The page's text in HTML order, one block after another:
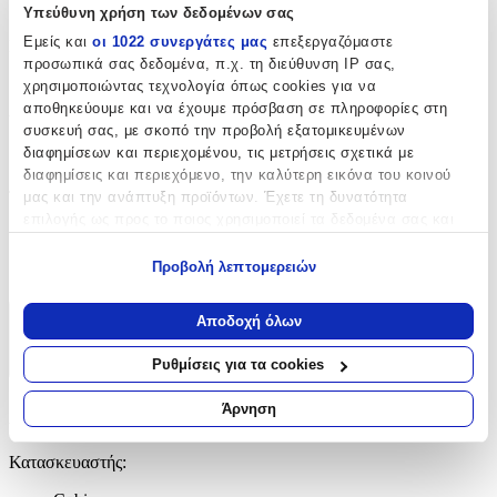
Υπεύθυνη χρήση των δεδομένων σας
Εμείς και οι 1022 συνεργάτες μας επεξεργαζόμαστε
προσωπικά σας δεδομένα, π.χ. τη διεύθυνση IP σας,
χρησιμοποιώντας τεχνολογία όπως cookies για να
αποθηκεύουμε και να έχουμε πρόσβαση σε πληροφορίες στη
συσκευή σας, με σκοπό την προβολή εξατομικευμένων
διαφημίσεων και περιεχομένου, τις μετρήσεις σχετικά με
διαφημίσεις και περιεχόμενο, την καλύτερη εικόνα του κοινού
μας και την ανάπτυξη προϊόντων. Έχετε τη δυνατότητα
Να συλλέξουμε πληροφορίες σχετικά με τη γεωγραφική
σας τοποθεσία, οι οποίες μπορεί να είναι ακριβείς σε
απόσταση μερικών μέτρων
Να αναγνωρίσουμε τη συσκευή σας σαρώνοντας ενεργά
για συγκεκριμένα χαρακτηριστικά (δακτυλικό αποτύπωμα)
Μάθετε περισσότερα σχετικά με τον τρόπο επεξεργασίας των
προσωπικών σας δεδομένων και καθορίστε τις προτιμήσεις σας
στηνενότητα “Λεπτομέρειες”
ανακαλέσετε τη συγκατάθεσή σας ανά πάσα στιγμή από τη
Προβολή λεπτομερειών
Αποδοχή όλων
Ρυθμίσεις για τα cookies
Άρνηση
Cobi
Ηλικία:
7+ Ετών
Πλαστικά
Τεμάχια:
615
Χαρακτηριστικά
Χαρακτηριστικά
Κατασκευαστής: